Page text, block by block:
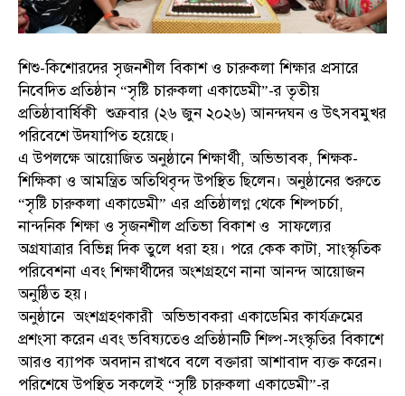
শিশু-কিশোরদের সৃজনশীল বিকাশ ও চারুকলা শিক্ষার প্রসারে
নিবেদিত প্রতিষ্ঠান “সৃষ্টি চারুকলা একাডেমী”-র তৃতীয়
প্রতিষ্ঠাবার্ষিকী শুক্রবার (২৬ জুন ২০২৬) আনন্দঘন ও উৎসবমুখর
পরিবেশে উদযাপিত হয়েছে।
এ উপলক্ষে আয়োজিত অনুষ্ঠানে শিক্ষার্থী, অভিভাবক, শিক্ষক-
শিক্ষিকা ও আমন্ত্রিত অতিথিবৃন্দ উপস্থিত ছিলেন। অনুষ্ঠানের শুরুতে
“সৃষ্টি চারুকলা একাডেমী” এর প্রতিষ্ঠালগ্ন থেকে শিল্পচর্চা,
নান্দনিক শিক্ষা ও সৃজনশীল প্রতিভা বিকাশ ও সাফল্যের
অগ্রযাত্রার বিভিন্ন দিক তুলে ধরা হয়। পরে কেক কাটা, সাংস্কৃতিক
পরিবেশনা এবং শিক্ষার্থীদের অংশগ্রহণে নানা আনন্দ আয়োজন
অনুষ্ঠিত হয়।
অনুষ্ঠানে অংশগ্রহণকারী অভিভাবকরা একাডেমির কার্যক্রমের
প্রশংসা করেন এবং ভবিষ্যতেও প্রতিষ্ঠানটি শিল্প-সংস্কৃতির বিকাশে
আরও ব্যাপক অবদান রাখবে বলে বক্তারা আশাবাদ ব্যক্ত করেন।
পরিশেষে উপস্থিত সকলেই “সৃষ্টি চারুকলা একাডেমী”-র